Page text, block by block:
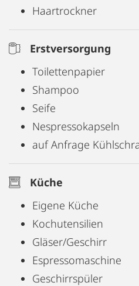
Haartrockner
Erstversorgung
Toilettenpapier
Shampoo
Seife
Nespressokapseln
auf Anfrage
Küche
Eigene Küche
Kochutensilien
Gläser/Geschirr
Espressomaschine
Geschirrspüler